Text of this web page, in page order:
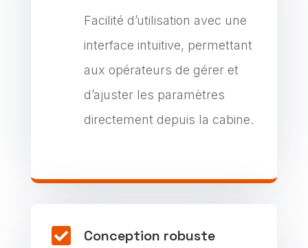
Facilité d’utilisation avec une
interface intuitive, permettant
aux opérateurs de gérer et
d’ajuster les paramètres
directement depuis la cabine.
 Conception robuste